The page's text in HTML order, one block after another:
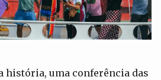
história, uma conferência das